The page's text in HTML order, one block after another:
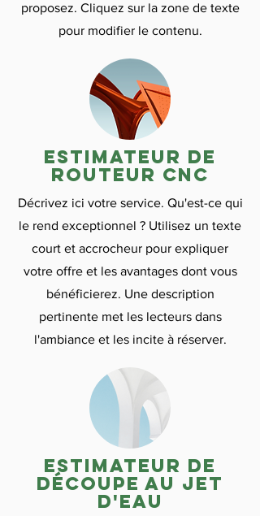
proposez. Cliquez sur la zone de texte
pour modifier le contenu.
Estimateur de
routeur CNC
Décrivez ici votre service. Qu'est-ce qui
le rend exceptionnel ? Utilisez un texte
court et accrocheur pour expliquer
votre offre et les avantages dont vous
bénéficierez. Une description
pertinente met les lecteurs dans
l'ambiance et les incite à réserver.
Estimateur de
découpe au jet
d'eau